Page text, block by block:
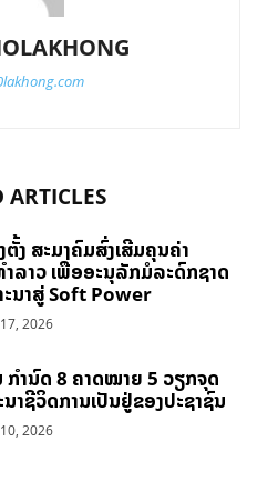
ARTICLES
ຕັ້ງ ສະມາຄົມສົ່ງເສີມຄຸນຄ່າ
ລາວ ເພື່ອອະນຸລັກມໍລະດົກຊາດ
ນາສູ່ Soft Power
2026
ກຳນົດ 8 ຄາດໝາຍ 5 ວຽກຈຸດ
າຊີວິດການເປັນຢູ່ຂອງປະຊາຊົນ
2026